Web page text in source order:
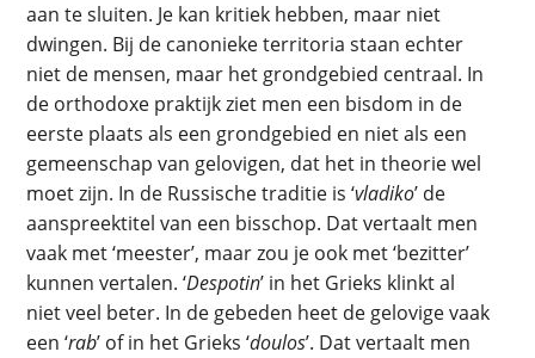
aan te sluiten. Je kan kritiek hebben, maar niet
dwingen. Bij de canonieke territoria staan echter
niet de mensen, maar het grondgebied centraal. In
de orthodoxe praktijk ziet men een bisdom in de
eerste plaats als een grondgebied en niet als een
gemeenschap van gelovigen, dat het in theorie wel
moet zijn. In de Russische traditie is ‘vladiko’ de
aanspreektitel van een bisschop. Dat vertaalt men
vaak met ‘meester’, maar zou je ook met ‘bezitter’
kunnen vertalen. ‘Despotin’ in het Grieks klinkt al
niet veel beter. In de gebeden heet de gelovige vaak
een ‘rab’ of in het Grieks ‘doulos’. Dat vertaalt men